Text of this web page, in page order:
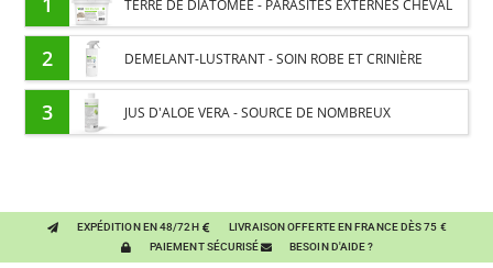
TERRE DE DIATOMEE - PARASITES EXTERNES CHEVAL
2 DEMELANT-LUSTRANT - SOIN ROBE ET CRINIÈRE
CHEVAL - ENRICHI EN VITAMINE B ET HUILE D'ONAGRE
3 JUS D'ALOE VERA - SOURCE DE NOMBREUX
EXPÉDITION EN 48/72H
LIVRAISON OFFERTE EN FRANCE DÈS 75 €
PAIEMENT SÉCURISÉ
BESOIN D'AIDE ?